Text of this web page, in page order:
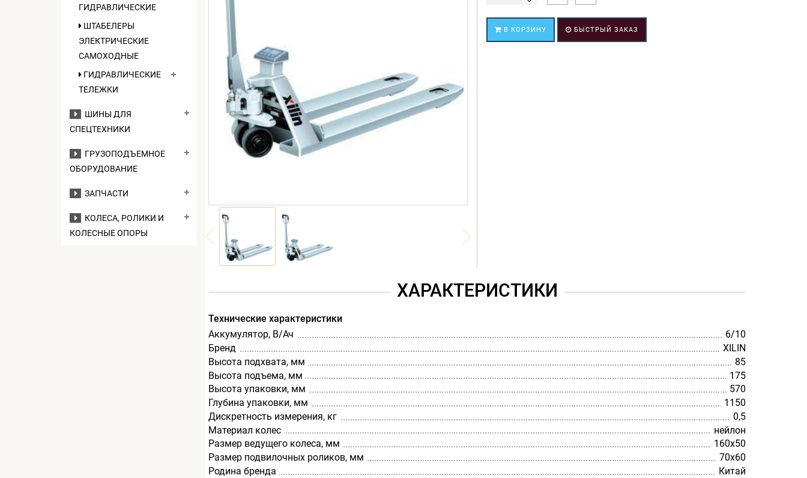
ГИДРАВЛИЧЕСКИЕ
ШТАБЕЛЕРЫ
ЭЛЕКТРИЧЕСКИЕ
САМОХОДНЫЕ
ГИДРАВЛИЧЕСКИЕ
ТЕЛЕЖКИ
ШИНЫ ДЛЯ
СПЕЦТЕХНИКИ
ГРУЗОПОДЪЕМНОЕ
ОБОРУДОВАНИЕ
ЗАПЧАСТИ
КОЛЕСА, РОЛИКИ И
КОЛЕСНЫЕ ОПОРЫ
В КОРЗИНУ БЫСТРЫЙ ЗАКАЗ
ХАРАКТЕРИСТИКИ
Технические характеристики
Аккумулятор, В/Ач
6/10
Бренд
XILIN
Высота подхвата, мм
85
Высота подъема, мм
175
Высота упаковки, мм
570
Глубина упаковки, мм
1150
Дискретность измерения, кг
0,5
Материал колес
нейлон
Размер ведущего колеса, мм
160х50
Размер подвилочных роликов, мм
70х60
Родина бренда
Китай